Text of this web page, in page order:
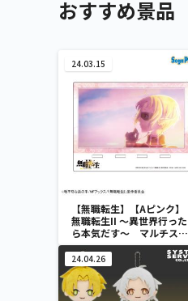
おすすめ景品
24.03.15
【無職転生】【Aピンク】
無職転生II ～異世界行った
ら本気だす～ マルチスタ
ンド（EX）
24.04.26